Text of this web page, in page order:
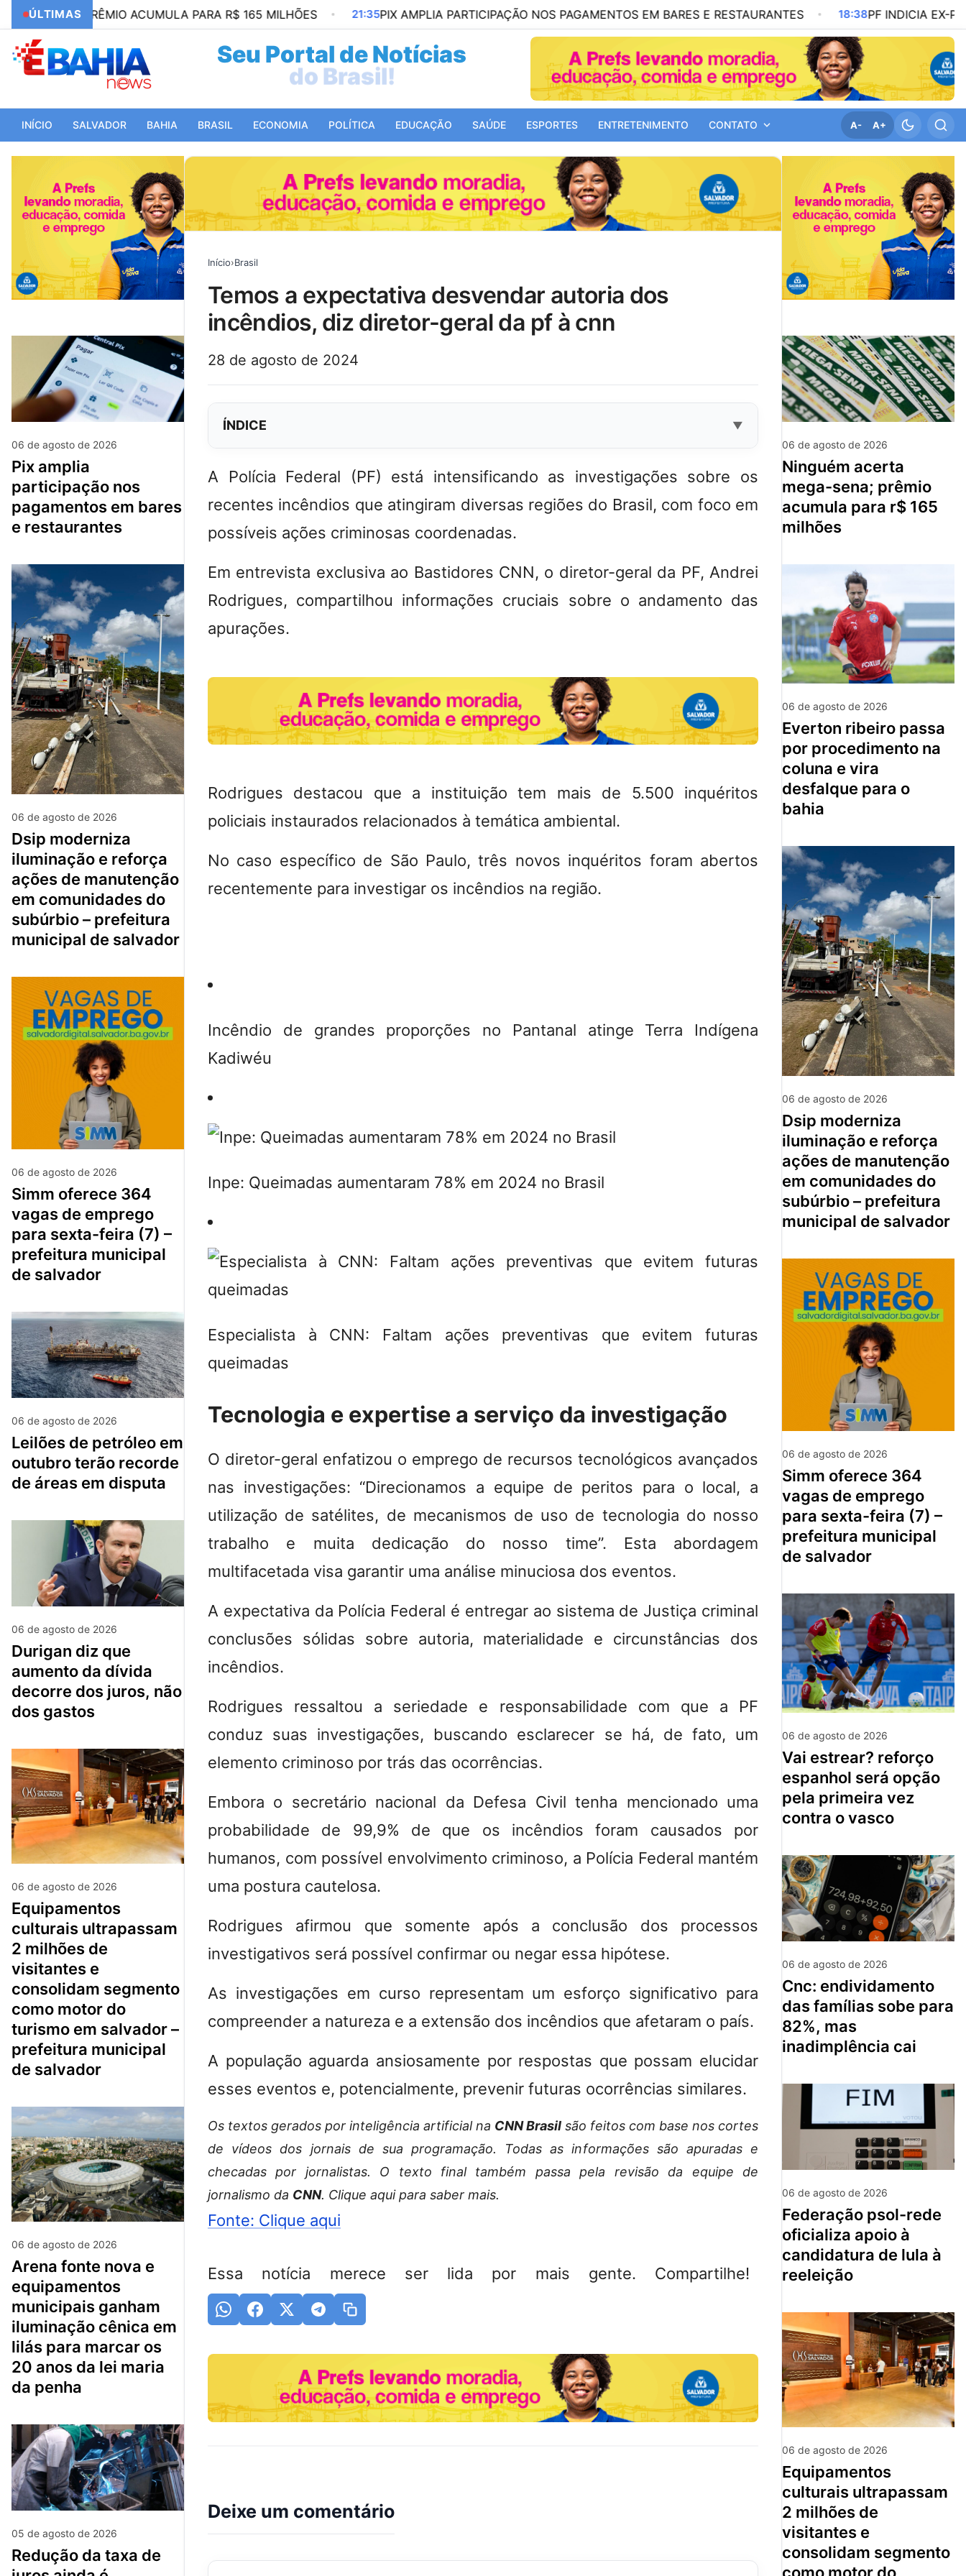
ÚLTIMAS
PRÊMIO ACUMULA PARA R$ 165 MILHÕES 21:35 PIX AMPLIA PARTICIPAÇÃO NOS PAGAMENTOS EM BARES E RESTAURANTES 18:38 PF INDICIA EX-
Seu Portal de Notícias
do Mundo!
INÍCIO SALVADOR BAHIA BRASIL ECONOMIA POLÍTICA EDUCAÇÃO SAÚDE ESPORTES ENTRETENIMENTO CONTATO A- A+
06 de agosto de 2026
pix amplia
participação nos
pagamentos em bares
e restaurantes
06 de agosto de 2026
dsip moderniza
iluminação e reforça
ações de manutenção
em comunidades do
subúrbio – prefeitura
municipal de salvador
06 de agosto de 2026
simm oferece 364
vagas de emprego
para sexta-feira (7) –
prefeitura municipal
de salvador
06 de agosto de 2026
leilões de petróleo em
outubro terão recorde
de áreas em disputa
06 de agosto de 2026
durigan diz que
aumento da dívida
decorre dos juros, não
dos gastos
06 de agosto de 2026
equipamentos
culturais ultrapassam
2 milhões de
visitantes e
consolidam segmento
como motor do
turismo em salvador –
prefeitura municipal
de salvador
06 de agosto de 2026
arena fonte nova e
equipamentos
municipais ganham
iluminação cênica em
lilás para marcar os
20 anos da lei maria
da penha
05 de agosto de 2026
redução da taxa de
Início›Brasil
temos a expectativa desvendar autoria dos
incêndios, diz diretor-geral da pf à cnn
28 de agosto de 2024
ÍNDICE
A Polícia Federal (PF) está intensificando as investigações sobre os
recentes incêndios que atingiram diversas regiões do Brasil, com foco em
possíveis ações criminosas coordenadas.
Em entrevista exclusiva ao Bastidores CNN, o diretor-geral da PF, Andrei
Rodrigues, compartilhou informações cruciais sobre o andamento das
apurações.
Rodrigues destacou que a instituição tem mais de 5.500 inquéritos
policiais instaurados relacionados à temática ambiental.
No caso específico de São Paulo, três novos inquéritos foram abertos
recentemente para investigar os incêndios na região.
Incêndio de grandes proporções no Pantanal atinge Terra Indígena
Kadiwéu
Inpe: Queimadas aumentaram 78% em 2024 no Brasil
Especialista à CNN: Faltam ações preventivas que evitem futuras
queimadas
Tecnologia e expertise a serviço da investigação
O diretor-geral enfatizou o emprego de recursos tecnológicos avançados
nas investigações: “Direcionamos a equipe de peritos para o local, a
utilização de satélites, de mecanismos de uso de tecnologia do nosso
trabalho e muita dedicação do nosso time”. Esta abordagem
multifacetada visa garantir uma análise minuciosa dos eventos.
A expectativa da Polícia Federal é entregar ao sistema de Justiça criminal
conclusões sólidas sobre autoria, materialidade e circunstâncias dos
incêndios.
Rodrigues ressaltou a seriedade e responsabilidade com que a PF
conduz suas investigações, buscando esclarecer se há, de fato, um
elemento criminoso por trás das ocorrências.
Embora o secretário nacional da Defesa Civil tenha mencionado uma
probabilidade de 99,9% de que os incêndios foram causados por
humanos, com possível envolvimento criminoso, a Polícia Federal mantém
uma postura cautelosa.
Rodrigues afirmou que somente após a conclusão dos processos
investigativos será possível confirmar ou negar essa hipótese.
As investigações em curso representam um esforço significativo para
compreender a natureza e a extensão dos incêndios que afetaram o país.
A população aguarda ansiosamente por respostas que possam elucidar
esses eventos e, potencialmente, prevenir futuras ocorrências similares.
Os textos gerados por inteligência artificial na CNN Brasil são feitos com base nos cortes
de vídeos dos jornais de sua programação. Todas as informações são apuradas e
checadas por jornalistas. O texto final também passa pela revisão da equipe de
jornalismo da CNN. Clique aqui para saber mais.
Fonte: Clique aqui
Essa notícia merece ser lida por mais gente. Compartilhe!
Deixe um comentário
06 de agosto de 2026
ninguém acerta
mega-sena; prêmio
acumula para r$ 165
milhões
06 de agosto de 2026
everton ribeiro passa
por procedimento na
coluna e vira
desfalque para o
bahia
06 de agosto de 2026
dsip moderniza
iluminação e reforça
ações de manutenção
em comunidades do
subúrbio – prefeitura
municipal de salvador
06 de agosto de 2026
simm oferece 364
vagas de emprego
para sexta-feira (7) –
prefeitura municipal
de salvador
06 de agosto de 2026
vai estrear? reforço
espanhol será opção
pela primeira vez
contra o vasco
06 de agosto de 2026
cnc: endividamento
das famílias sobe para
82%, mas
inadimplência cai
06 de agosto de 2026
federação psol-rede
oficializa apoio à
candidatura de lula à
reeleição
06 de agosto de 2026
equipamentos
culturais ultrapassam
2 milhões de
visitantes e
consolidam segmento